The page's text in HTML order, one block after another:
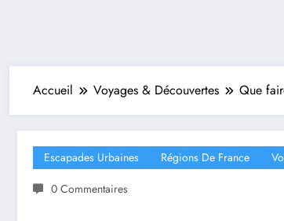
Accueil Voyages & Découvertes Que
Escapades Urbaines Régions De France
0 Commentaires